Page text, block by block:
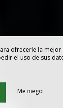
ofrecerle la
el uso de sus
Me niego